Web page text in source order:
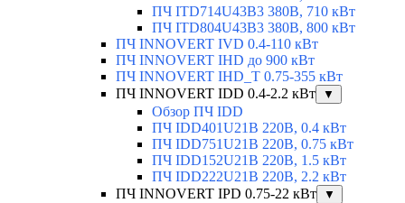
ПЧ ITD714U43B3 380В, 710 кВт
ПЧ ITD804U43B3 380В, 800 кВт
ПЧ INNOVERT IVD 0.4-110 кВт
ПЧ INNOVERT IHD до 900 кВт
ПЧ INNOVERT IHD_T 0.75-355 кВт
ПЧ INNOVERT IDD 0.4-2.2 кВт
▼
Обзор ПЧ IDD
ПЧ IDD401U21B 220В, 0.4 кВт
ПЧ IDD751U21B 220В, 0.75 кВт
ПЧ IDD152U21B 220В, 1.5 кВт
ПЧ IDD222U21B 220В, 2.2 кВт
ПЧ INNOVERT IPD 0.75-22 кВт
▼